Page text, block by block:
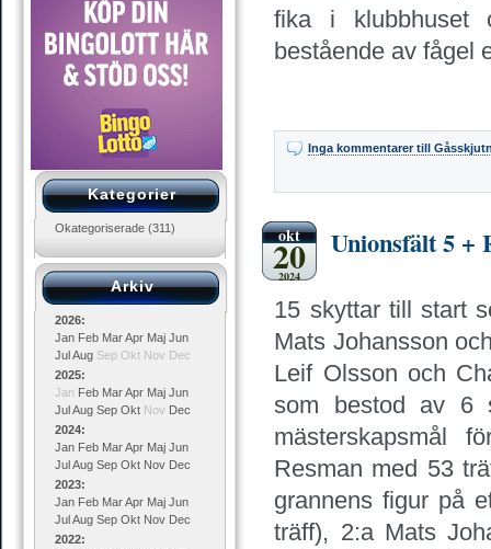
Kategorier
Okategoriserade (311)
Arkiv
2026:
Jan Feb MarApr Maj Jun
JulAug Sep Okt Nov Dec
2025:
Jan Feb MarApr Maj Jun
JulAug Sep Okt Nov Dec
2024:
Jan Feb MarApr Maj Jun
JulAug Sep Okt Nov Dec
2023:
Jan Feb MarApr Maj Jun
JulAug Sep Okt Nov Dec
2022:
fika i klubbhuset
bestående av fågel
Inga kommentarertill
okt
20
2024
Unionsfält 5 +
15 skyttar till start
Mats Johansson
Leif Olsson och
som bestod av 6
mästerskapsmål
Resman med 53
grannens figur på
träff), 2:a Mats